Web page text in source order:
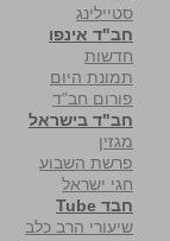
סטיילינג
חב"ד אינפו
חדשות
תמונת היום
פורום חב"ד
חב"ד בישראל
מגזין
פרשת השבוע
חגי ישראל
חבד Tube
שיעורי הרב כלב